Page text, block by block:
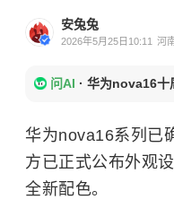
安兔兔
2026年5月25日10:11 河
问AI · 华为nova16十
华为nova16系列已
方已正式公布外观
全新配色。